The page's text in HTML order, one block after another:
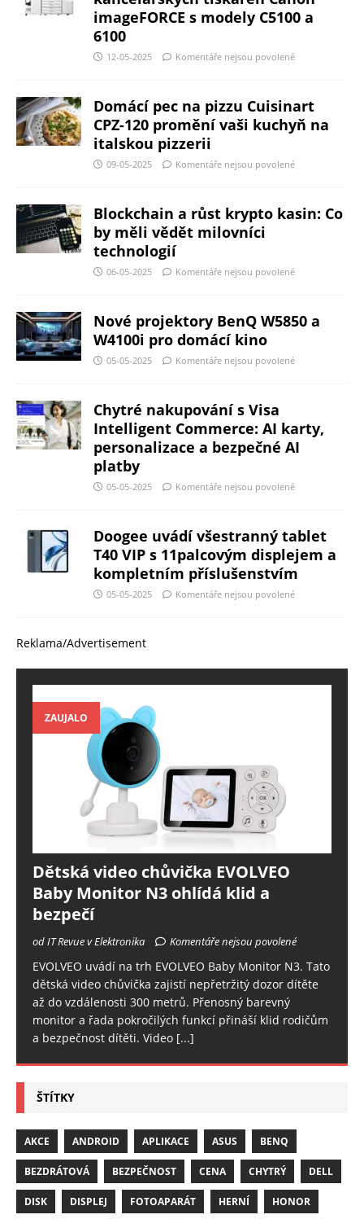
imageFORCE s modely C5100 a
6100
12-05-2025 Komentáře nejsou povolené
Domácí pec na pizzu Cuisinart
CPZ-120 promění vaši kuchyň na
italskou pizzerii
09-05-2025 Komentáře nejsou povolené
Blockchain a růst krypto kasin: Co
by měli vědět milovníci
technologií
06-05-2025 Komentáře nejsou povolené
Nové projektory BenQ W5850 a
W4100i pro domácí kino
05-05-2025 Komentáře nejsou povolené
Chytré nakupování s Visa
Intelligent Commerce: AI karty,
personalizace a bezpečné AI
platby
05-05-2025 Komentáře nejsou povolené
Doogee uvádí všestranný tablet
T40 VIP s 11palcovým displejem a
kompletním příslušenstvím
05-05-2025 Komentáře nejsou povolené
Reklama/Advertisement
ZAUJALO
Dětská video chůvička EVOLVEO
Baby Monitor N3 ohlídá klid a
bezpečí
od IT Revue v Elektronika Komentáře nejsou povolené
EVOLVEO uvádí na trh EVOLVEO Baby Monitor N3. Tato
dětská video chůvička zajistí nepřetržitý dozor dítěte
až do vzdálenosti 300 metrů. Přenosný barevný
monitor a řada pokročilých funkcí přináší klid rodičům
a bezpečnost dítěti. Video [...]
ŠTÍTKY
AKCE ANDROID APLIKACE ASUS BENQ
BEZDRÁTOVÁ BEZPEČNOST CENA CHYTRÝ DELL
DISK DISPLEJ FOTOAPARÁT HERNÍ HONOR